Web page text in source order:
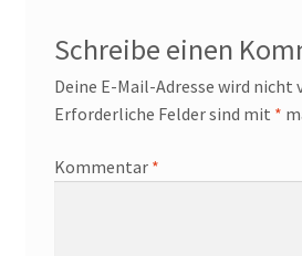
Schreibe einen
Deine E-Mail-Adresse wird
Erforderliche Felder sind mit *
Kommentar *